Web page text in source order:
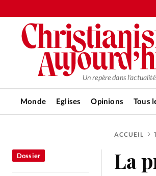
Un repère dans
Monde Eglises Opinions Tous
RUBRIQUES
Tous les articles
ACCUEIL
La
Dossier